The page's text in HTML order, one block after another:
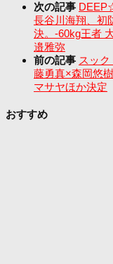
次の記事
長谷川海翔、初
決。-60kg王者
邉雅弥
前の記事 スッ
藤勇真×森岡悠
マサヤほか決定
おすすめ